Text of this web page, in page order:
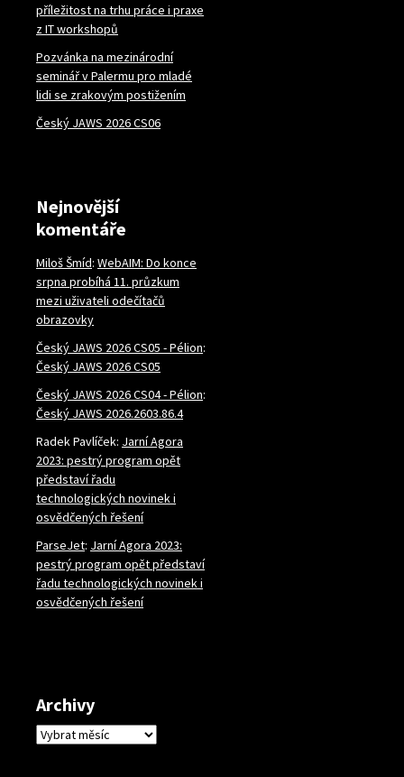
příležitost na trhu práce i praxe
z IT workshopů
Pozvánka na mezinárodní
seminář v Palermu pro mladé
lidi se zrakovým postižením
Český JAWS 2026 CS06
Nejnovější
komentáře
Miloš Šmíd: WebAIM: Do konce
srpna probíhá 11. průzkum
mezi uživateli odečítačů
obrazovky
Český JAWS 2026 CS05 - Pélion:
Český JAWS 2026 CS05
Český JAWS 2026 CS04 - Pélion:
Český JAWS 2026.2603.86.4
Radek Pavlíček: Jarní Agora
2023: pestrý program opět
představí řadu
technologických novinek i
osvědčených řešení
ParseJet: Jarní Agora 2023:
pestrý program opět představí
řadu technologických novinek i
osvědčených řešení
Archivy
Archivy